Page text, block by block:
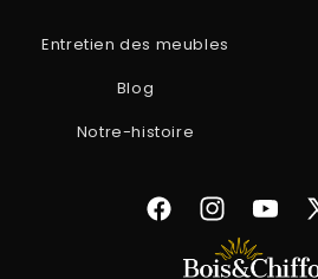
Entretien des meubles
Blog
Notre-histoire
FacebookInstagramYouTube
X